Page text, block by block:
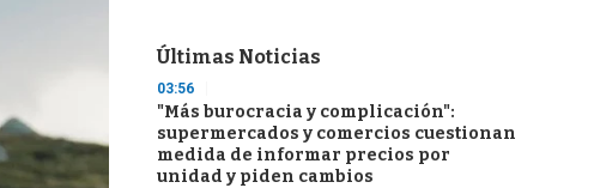
Últimas Noticias
03:56
"Más burocracia y complicación":
supermercados y comercios cuestionan
medida de informar precios por
unidad y piden cambios